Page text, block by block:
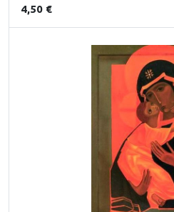
4,50 €